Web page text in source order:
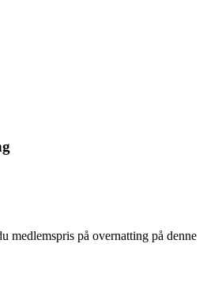
medlemspris på overnatting på denne